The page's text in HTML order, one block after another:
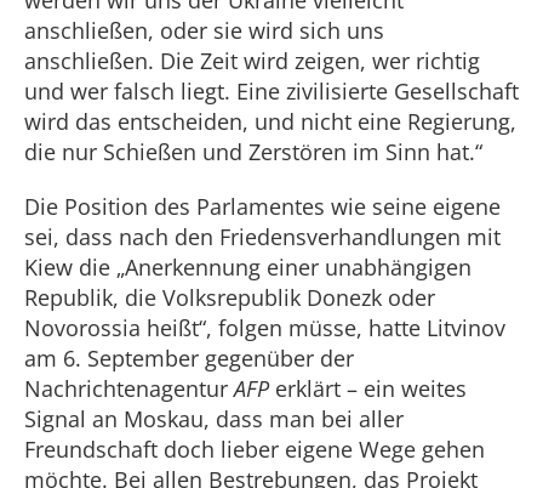
anschließen, oder sie wird sich uns
anschließen. Die Zeit wird zeigen, wer richtig
und wer falsch liegt. Eine zivilisierte Gesellschaft
wird das entscheiden, und nicht eine Regierung,
die nur Schießen und Zerstören im Sinn hat.“
Die Position des Parlamentes wie seine eigene
sei, dass nach den Friedensverhandlungen mit
Kiew die „Anerkennung einer unabhängigen
Republik, die Volksrepublik Donezk oder
Novorossia heißt“, folgen müsse, hatte Litvinov
am 6. September gegenüber der
NachrichtenagenturAFPerklärt – ein weites
Signal an Moskau, dass man bei aller
Freundschaft doch lieber eigene Wege gehen
möchte. Bei allen Bestrebungen, das Projekt